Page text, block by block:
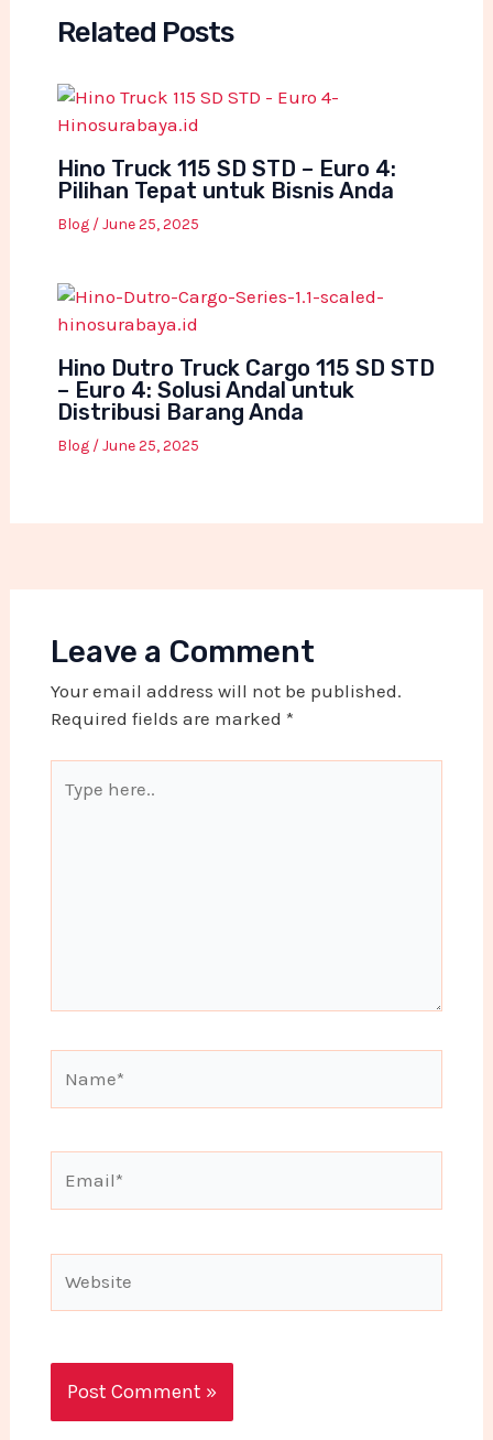
Related Posts
Hino Truck 115 SD STD – Euro 4:
Pilihan Tepat untuk Bisnis Anda
Blog/June 25, 2025
Hino Dutro Truck Cargo 115 SD STD
– Euro 4: Solusi Andal untuk
Distribusi Barang Anda
Blog/June 25, 2025
Leave a Comment
Your email address will not be published.
Required fields are marked *
here..